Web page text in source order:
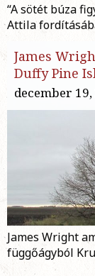
“A sötét búza
Attila
James
Duffy Pine
december 19,
James Wright
függőágyból